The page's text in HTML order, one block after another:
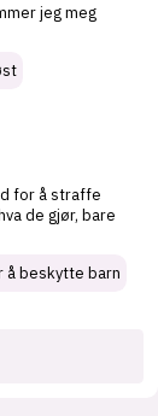
jeg meg
for å straffe
de gjør, bare
å beskytte barn